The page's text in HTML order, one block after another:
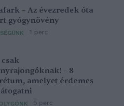
– Az évezredek óta
gyógynövény
1 perc
– 8
amelyet érdemes
5 perc